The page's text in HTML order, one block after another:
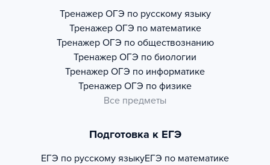
Тренажер ОГЭ по русскому языку
Тренажер ОГЭ по математике
Тренажер ОГЭ по обществознанию
Тренажер ОГЭ по биологии
Тренажер ОГЭ по информатике
Тренажер ОГЭ по физике
Все предметы
Подготовка к ЕГЭ
ЕГЭ по русскому языкуЕГЭ по математике